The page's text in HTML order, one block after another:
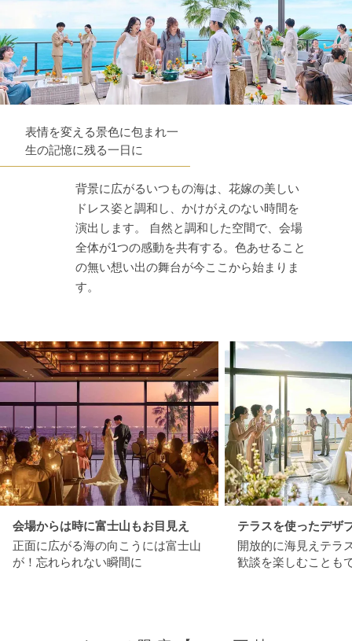
表情を変える景色に包まれ一
生の記憶に残る一日に
背景に広がるいつもの海は、花嫁の美しい
ドレス姿と調和し、かけがえのない時間を
演出します。 自然と調和した空間で、会場
全体が1つの感動を共有する。色あせること
の無い想い出の舞台が今ここから始まりま
す。
会場からは時に富士山もお目見え
正面に広がる海の向こうには富士山
が！忘れられない瞬間に
テラスを使ったデザ
開放的に海見えテラ
歓談を楽しむことも